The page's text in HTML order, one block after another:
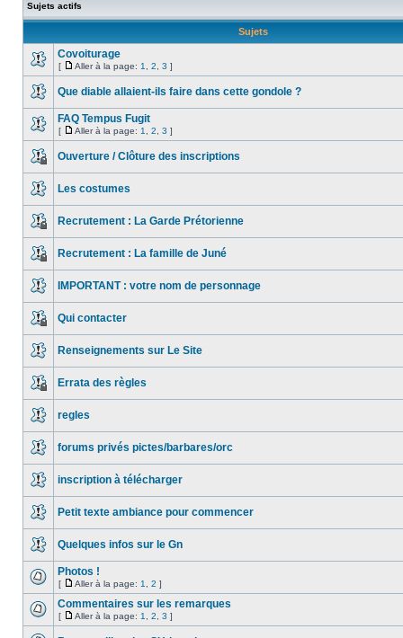
Sujets actifs
Sujets
Covoiturage
[ Aller à la page: 1 2 3 ]
Que diable allaient-ils faire dans cette gondole ?
FAQ Tempus Fugit
[ Aller à la page: 1 2 3 ]
Ouverture / Clôture des inscriptions
Les costumes
Recrutement : La Garde Prétorienne
Recrutement : La famille de Juné
IMPORTANT : votre nom de personnage
Qui contacter
Renseignements sur Le Site
Errata des règles
regles
forums privés pictes/barbares/orc
inscription à télécharger
Petit texte ambiance pour commencer
Quelques infos sur le Gn
Photos !
[ Aller à la page: 1 2 ]
Commentaires sur les remarques
[ Aller à la page: 1 2 3 ]